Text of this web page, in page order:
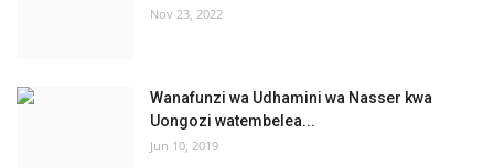
Nov 23, 2022
Wanafunzi wa Udhamini wa Nasser kwa
Uongozi watembelea...
Jun 10, 2019